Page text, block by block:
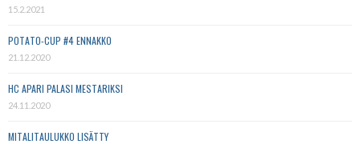
15.2.2021
POTATO-CUP #4 ENNAKKO
21.12.2020
HC APARI PALASI MESTARIKSI
24.11.2020
MITALITAULUKKO LISÄTTY